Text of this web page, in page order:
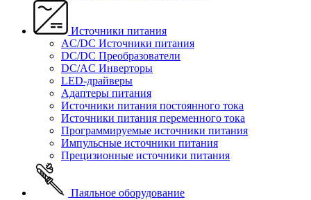
Источники питания
AC/DC Источники питания
DC/DC Преобразователи
DC/AC Инверторы
LED-драйверы
Адаптеры питания
Источники питания постоянного тока
Источники питания переменного тока
Программируемые источники питания
Импульсные источники питания
Прецизионные источники питания
Паяльное оборудование